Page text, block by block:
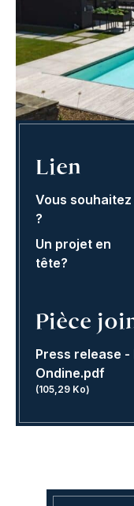
Lien
Vous
?
Un projet en
tête?
Pièce
Press release -
Ondine.pdf
(105,29 Ko)